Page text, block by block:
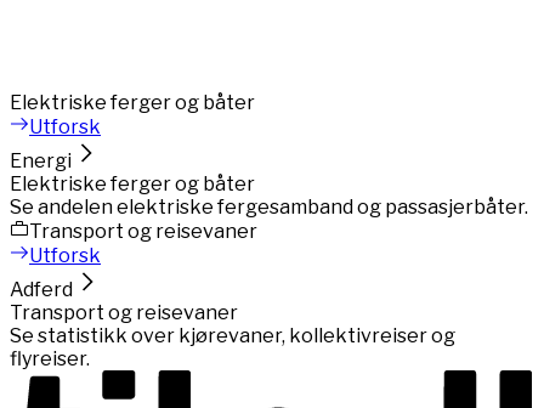
Elektriske ferger og båter
Utforsk
Energi
Elektriske ferger og båter
Se andelen elektriske fergesamband og passasjerbåter.
Transport og reisevaner
Utforsk
Adferd
Transport og reisevaner
Se statistikk over kjørevaner, kollektivreiser og
flyreiser.